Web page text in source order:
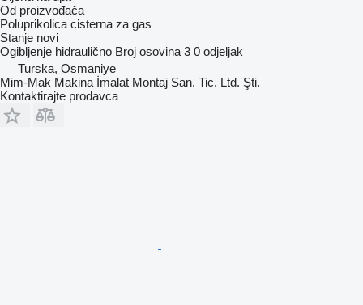
Od proizvođača
Poluprikolica cisterna za gas
Stanje novi
Ogibljenje hidraulično Broj osovina 3 0 odjeljak
Turska, Osmaniye
Mim-Mak Makina İmalat Montaj San. Tic. Ltd. Şti.
Kontaktirajte prodavca